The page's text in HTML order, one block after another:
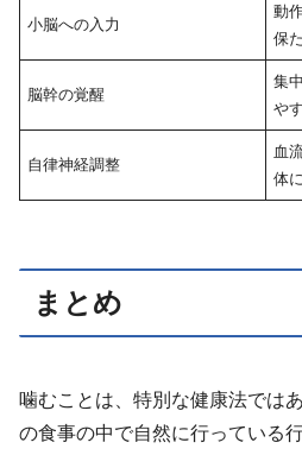
小脳への入力
動
保
脳幹の覚醒
集
や
自律神経調整
血
体
まとめ
噛むことは、特別な健康法では
の食事の中で自然に行っている